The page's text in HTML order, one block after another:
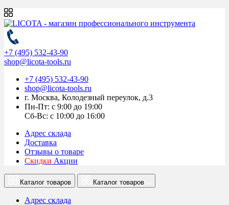
+7 (495) 532-43-90
shop@licota-tools.ru
+7 (495) 532-43-90
shop@licota-tools.ru
г. Москва, Колодезный переулок, д.3
Пн-Пт: с 9:00 до 19:00
Сб-Вс: с 10:00 до 16:00
Адрес склада
Доставка
Отзывы о товаре
Скидки Акции
Каталог товаров Каталог товаров
Адрес склада